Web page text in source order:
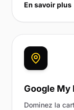
En savoir plus
Google My
Dominez la